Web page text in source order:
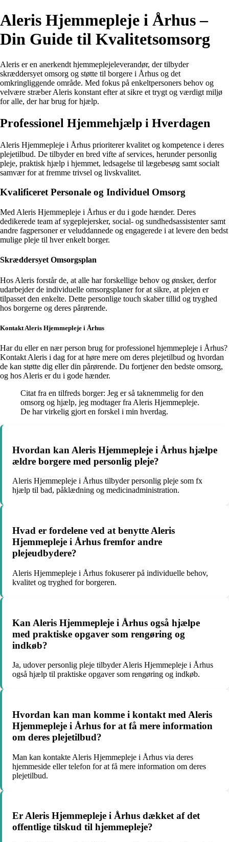
Aleris Hjemmepleje i Århus –
Din Guide til Kvalitetsomsorg
Aleris er en anerkendt hjemmeplejeleverandør, der tilbyder
skræddersyet omsorg og støtte til borgere i Århus og det
omkringliggende område. Med fokus på enkeltpersoners behov og
velvære stræber Aleris konstant efter at sikre et trygt og værdigt miljø
for alle, der har brug for hjælp.
Professionel Hjemmehjælp i Hverdagen
Aleris Hjemmepleje i Århus prioriterer kvalitet og kompetence i deres
plejetilbud. De tilbyder en bred vifte af services, herunder personlig
pleje, praktisk hjælp i hjemmet, ledsagelse til lægebesøg samt socialt
samvær for at fremme trivsel og livskvalitet.
Kvalificeret Personale og Individuel Omsorg
Med Aleris Hjemmepleje i Århus er du i gode hænder. Deres
dedikerede team af sygeplejersker, social- og sundhedsassistenter samt
andre fagpersoner er veluddannede og engagerede i at levere den bedst
mulige pleje til hver enkelt borger.
Skræddersyet Omsorgsplan
Hos Aleris forstår de, at alle har forskellige behov og ønsker, derfor
udarbejder de individuelle omsorgsplaner for at sikre, at plejen er
tilpasset den enkelte. Dette personlige touch skaber tillid og tryghed
hos borgerne og deres pårørende.
Kontakt Aleris Hjemmepleje i Århus
Har du eller en nær person brug for professionel hjemmepleje i Århus?
Kontakt Aleris i dag for at høre mere om deres plejetilbud og hvordan
de kan støtte dig eller din pårørende. Du fortjener den bedste omsorg,
og hos Aleris er du i gode hænder.
Citat fra en tilfreds borger: Jeg er så taknemmelig for den
omsorg og hjælp, jeg modtager fra Aleris Hjemmepleje.
De har virkelig gjort en forskel i min hverdag.
Hvordan kan Aleris Hjemmepleje i Århus hjælpe
ældre borgere med personlig pleje?
Aleris Hjemmepleje i Århus tilbyder personlig pleje som fx
hjælp til bad, påklædning og medicinadministration.
Hvad er fordelene ved at benytte Aleris
Hjemmepleje i Århus fremfor andre
plejeudbydere?
Aleris Hjemmepleje i Århus fokuserer på individuelle behov,
kvalitet og tryghed for borgeren.
Kan Aleris Hjemmepleje i Århus også hjælpe
med praktiske opgaver som rengøring og
indkøb?
Ja, udover personlig pleje tilbyder Aleris Hjemmepleje i Århus
også hjælp til praktiske opgaver som rengøring og indkøb.
Hvordan kan man komme i kontakt med Aleris
Hjemmepleje i Århus for at få mere information
om deres plejetilbud?
Man kan kontakte Aleris Hjemmepleje i Århus via deres
hjemmeside eller telefon for at få mere information om deres
plejetilbud.
Er Aleris Hjemmepleje i Århus dækket af det
offentlige tilskud til hjemmepleje?